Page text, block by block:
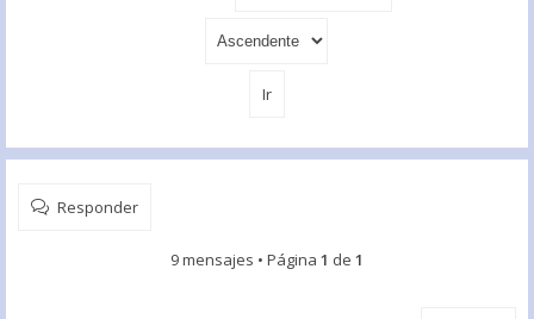
Responder
9 mensajes • Página 1 de 1